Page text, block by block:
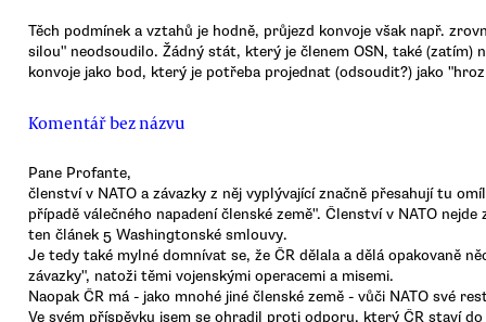
Těch podmínek a vztahů je hodně, průjezd konvoje však např.
silou" neodsoudilo. Žádný stát, který je členem OSN, také (zatím)
konvoje jako bod, který je potřeba projednat (odsoudit?) jako
Komentář bez názvu
Pane Profante,
členství v NATO a závazky z něj vyplývající značně přesahují tu
případě válečného napadení členské země". Členství v NATO nejde
ten článek 5 Washingtonské smlouvy.
Je tedy také mylné domnívat se, že ČR dělala a dělá opakovaně
závazky", natoži těmi vojenskými operacemi a misemi.
Naopak ČR má - jako mnohé jiné členské země - vůči NATO své
Ve svém příspěvku jsem se ohradil proti odporu, který ČR staví do